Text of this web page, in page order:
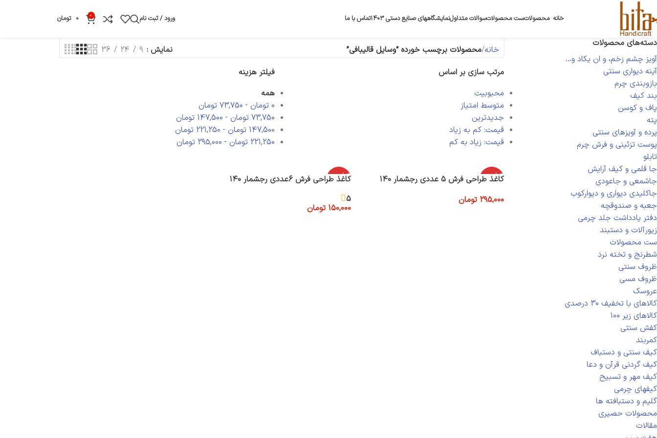
خانه محصولاتست محصولاتسوالات متداولنمایشگاههای صنایع دستی ۱۴۰۳ تماس با ما ورود / ثبت نام 0
0 تومان
دسته‌های محصولات
آویز چشم زخم، و ان یکاد و...
آینه دیواری سنتی
بازوبندی چرم
بند کیف
پاف و کوسن
پته
پرده و آویزهای سنتی
پوست تزئینی و فرش چرم
تابلو
جا قلمی و کیف آرایش
جاشمعی و جاعودی
جاکلیدی دیواری و دیوارکوب
جعبه و صندوقچه
دفتر یادداشت جلد چرمی
زیورآلات و دستبند
ست محصولات
شطرنج و تخته نرد
ظروف سنتی
ظروف مسی
عروسک
کالاهای با تخفیف 30 درصدی
کالاهای زیر ۱۰۰
کفش سنتی
کمربند
کیف سنتی و دستباف
کیف گردنی قرآن و دعا
کیف مهر و تسبیح
کیفهای چرمی
گلیم و دستبافته ها
محصولات حصیری
مقالات
خانه محصولات برچسب خورده “وسایل قالیبافی” نمایش 9
24
36
مرتب سازی بر اساس
محبوبیت
متوسط امتیاز
جدیدترین
قیمت: کم به زیاد
قیمت: زیاد به کم
فیلتر هزینه
همه
0 تومان -
73,750 تومان
73,750 تومان -
147,500 تومان
147,500 تومان -
221,250 تومان
221,250 تومان -
295,000 تومان
اتمام موج
ودی
کاغذ طراحی فرش 5 عددی رجشمار ۱۴۰
295,000 تومان
اتمام موج
ودی
کاغذ طراحی فرش 6عددی رجشمار ۱۴۰
5
150,000 تومان